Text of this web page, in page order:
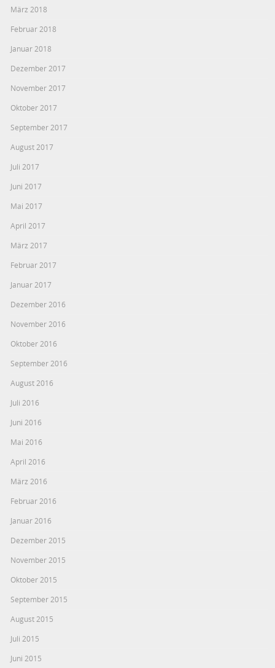
März 2018
Februar 2018
Januar 2018
Dezember 2017
November 2017
Oktober 2017
September 2017
August 2017
Juli 2017
Juni 2017
Mai 2017
April 2017
März 2017
Februar 2017
Januar 2017
Dezember 2016
November 2016
Oktober 2016
September 2016
August 2016
Juli 2016
Juni 2016
Mai 2016
April 2016
März 2016
Februar 2016
Januar 2016
Dezember 2015
November 2015
Oktober 2015
September 2015
August 2015
Juli 2015
Juni 2015